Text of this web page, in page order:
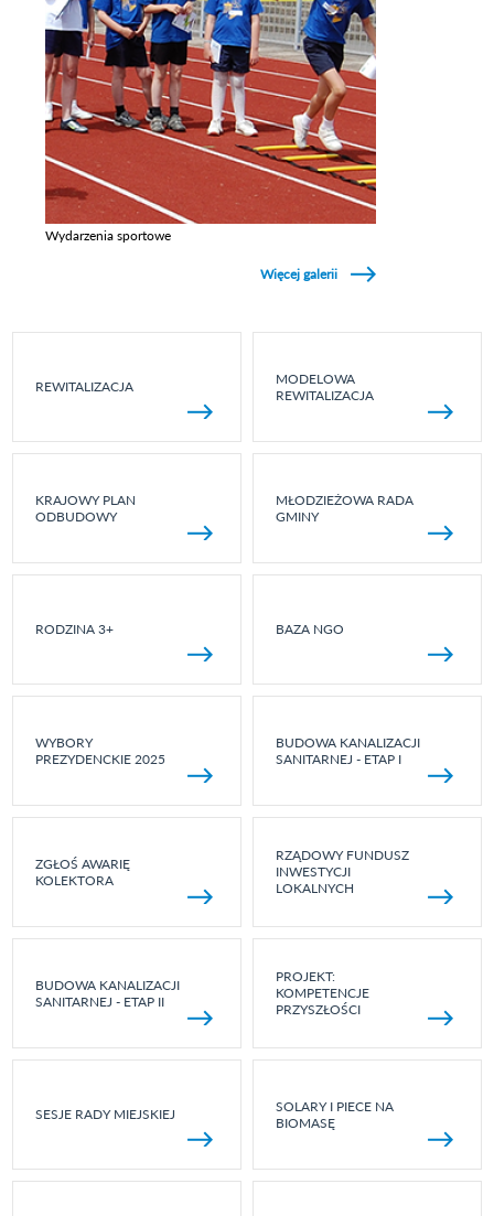
Wydarzenia sportowe
Więcej galerii
REWITALIZACJA
MODELOWA
REWITALIZACJA
KRAJOWY PLAN
ODBUDOWY
MŁODZIEŻOWA RADA
GMINY
RODZINA 3+ BAZA NGO
WYBORY
PREZYDENCKIE 2025
BUDOWA KANALIZACJI
SANITARNEJ - ETAP I
ZGŁOŚ AWARIĘ
KOLEKTORA
RZĄDOWY FUNDUSZ
INWESTYCJI
LOKALNYCH
BUDOWA KANALIZACJI
SANITARNEJ - ETAP II
PROJEKT:
KOMPETENCJE
PRZYSZŁOŚCI
SESJE RADY MIEJSKIEJ
SOLARY I PIECE NA
BIOMASĘ